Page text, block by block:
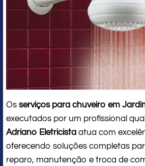
Os serviços para chuveiro em
executados por um profissional
Adriano Eletricista atua com
oferecendo soluções completas
reparo, manutenção e troca de